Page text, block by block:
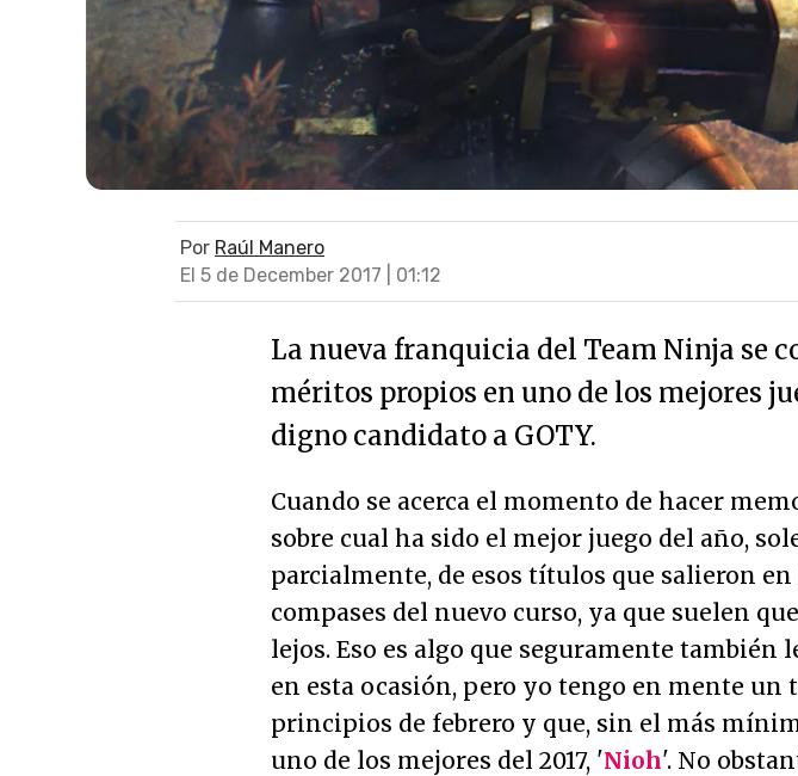
Por Raúl Manero
El 5 de December 2017 | 01:12
La nueva franquicia del Team Ninja se
méritos propios en uno de los mejores
digno candidato a GOTY.
Cuando se acerca el momento de hacer
sobre cual ha sido el mejor juego del año,
parcialmente, de esos títulos que salieron
compases del nuevo curso, ya que suelen
lejos. Eso es algo que seguramente también
en esta ocasión, pero yo tengo en mente un
principios de febrero y que, sin el más
uno de los mejores del 2017, 'Nioh'. No